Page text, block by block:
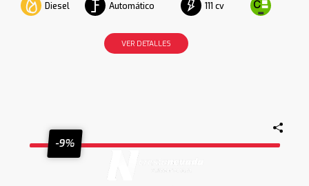
Diesel Automático 111 cv
VER DETALLES
-9%